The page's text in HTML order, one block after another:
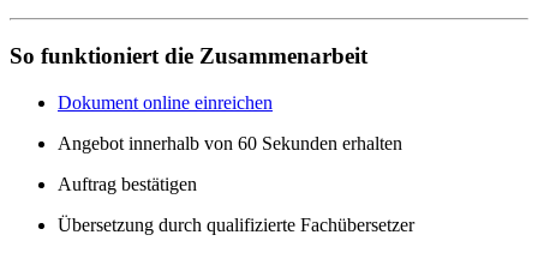
So funktioniert die Zusammenarbeit
Dokument online einreichen
Angebot innerhalb von 60 Sekunden erhalten
Auftrag bestätigen
Übersetzung durch qualifizierte Fachübersetzer